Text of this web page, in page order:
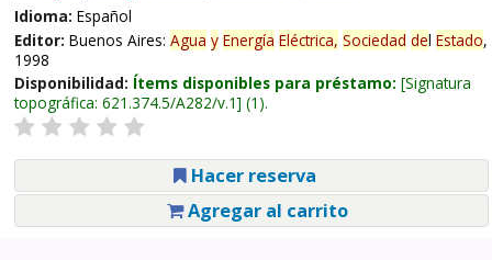
Idioma: Español
Editor: Buenos Aires: Agua y Energía Eléctrica, Sociedad del Estado,
1998
Disponibilidad: Ítems disponibles para préstamo: Signatura
topográfica: 621.374.5/A282/v.1 (1).
Hacer reserva
Agregar al carrito